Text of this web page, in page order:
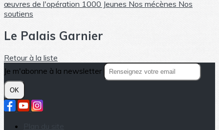
œuvres de l'opération 1000 Jeunes Nos mécènes Nos
soutiens
Le Palais Garnier
Retour à la liste
Je m'abonne à la newsletter
OK